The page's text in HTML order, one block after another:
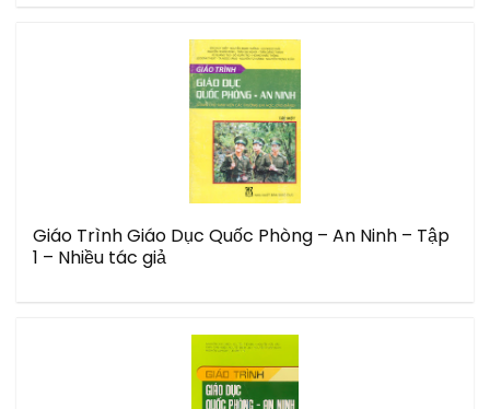
Giáo Trình Giáo Dục Quốc Phòng – An Ninh – Tập
1 – Nhiều tác giả